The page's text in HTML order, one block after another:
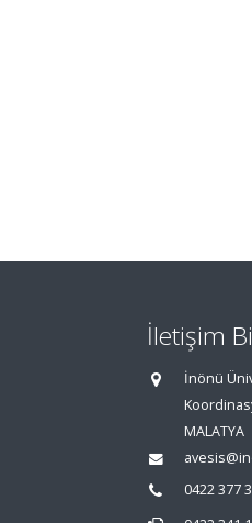
İletişim
İnönü
MALATYA
0422 377